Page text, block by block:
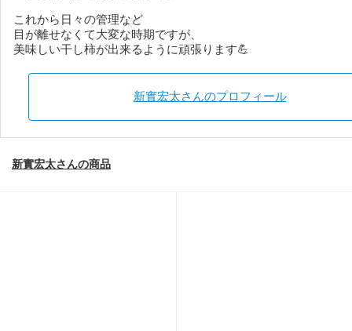
これから日々の管理など
目が離せなくて大変な時期ですが、
美味しい干し柿が出来るように頑張ります💪
新實宏太さんのプロフィール
新實宏太さんの商品